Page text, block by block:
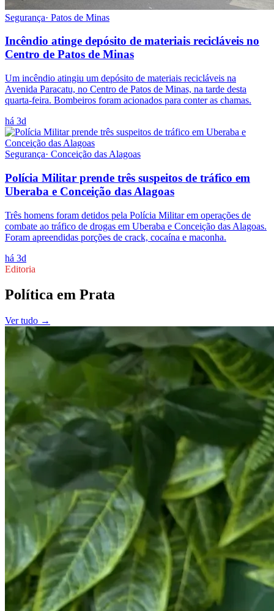
Segurança· Patos de Minas
Incêndio atinge depósito de materiais recicláveis no
Centro de Patos de Minas
Um incêndio atingiu um depósito de materiais recicláveis na
Avenida Paracatu, no Centro de Patos de Minas, na tarde desta
quarta-feira. Bombeiros foram acionados para conter as chamas.
há 3d
Segurança· Conceição das Alagoas
Polícia Militar prende três suspeitos de tráfico em
Uberaba e Conceição das Alagoas
Três homens foram detidos pela Polícia Militar em operações de
combate ao tráfico de drogas em Uberaba e Conceição das Alagoas.
Foram apreendidas porções de crack, cocaína e maconha.
há 3d
Editoria
Política em Prata
Ver tudo →